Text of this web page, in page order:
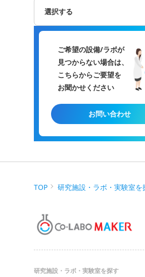
選択する
ご希望の設備/ラボが
見つからない場合は、
こちらからご要望を
お聞かせください
お問い合わせ
TOP 研究施設・ラボ・実験室を
研究施設・ラボ・実験室を探す